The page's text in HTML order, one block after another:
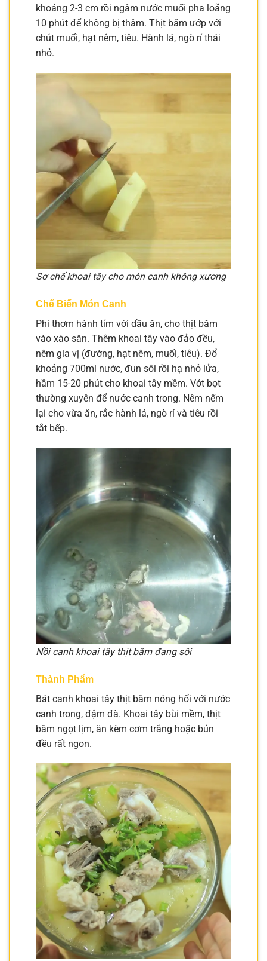
khoảng 2-3 cm rồi ngâm nước muối pha loãng
10 phút để không bị thâm. Thịt băm ướp với
chút muối, hạt nêm, tiêu. Hành lá, ngò rí thái
nhỏ.
Sơ chế khoai tây cho món canh không xương
Chế Biến Món Canh
Phi thơm hành tím với dầu ăn, cho thịt băm
vào xào săn. Thêm khoai tây vào đảo đều,
nêm gia vị (đường, hạt nêm, muối, tiêu). Đổ
khoảng 700ml nước, đun sôi rồi hạ nhỏ lửa,
hầm 15-20 phút cho khoai tây mềm. Vớt bọt
thường xuyên để nước canh trong. Nêm nếm
lại cho vừa ăn, rắc hành lá, ngò rí và tiêu rồi
tắt bếp.
Nồi canh khoai tây thịt băm đang sôi
Thành Phẩm
Bát canh khoai tây thịt băm nóng hổi với nước
canh trong, đậm đà. Khoai tây bùi mềm, thịt
băm ngọt lịm, ăn kèm cơm trắng hoặc bún
đều rất ngon.